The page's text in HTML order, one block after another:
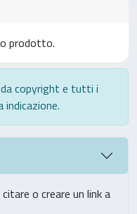
prodotto.
copyright e tutti i
o creare un link a